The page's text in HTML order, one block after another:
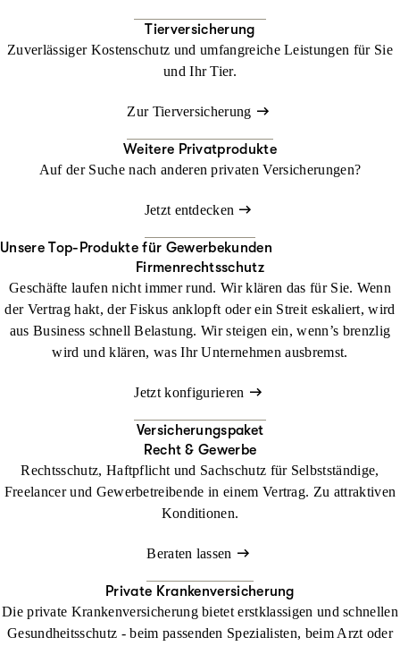
Tierversicherung
Zuverlässiger Kostenschutz und umfangreiche Leistungen für Sie
und Ihr Tier.
Zur Tierversicherung
Weitere Privatprodukte
Auf der Suche nach anderen privaten Versicherungen?
Jetzt entdecken
Unsere Top-Produkte für Gewerbekunden
Firmenrechtsschutz
Geschäfte laufen nicht immer rund. Wir klären das für Sie. Wenn
der Vertrag hakt, der Fiskus anklopft oder ein Streit eskaliert, wird
aus Business schnell Belastung. Wir steigen ein, wenn’s brenzlig
wird und klären, was Ihr Unternehmen ausbremst.
Jetzt konfigurieren
Versicherungspaket
Recht & Gewerbe
Rechtsschutz, Haftpflicht und Sachschutz für Selbstständige,
Freelancer und Gewerbetreibende in einem Vertrag. Zu attraktiven
Konditionen.
Beraten lassen
Private Krankenversicherung
Die private Krankenversicherung bietet erstklassigen und schnellen
Gesundheitsschutz - beim passenden Spezialisten, beim Arzt oder